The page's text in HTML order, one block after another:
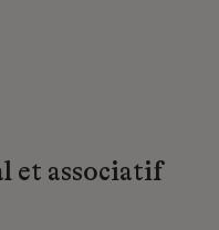
et associatif